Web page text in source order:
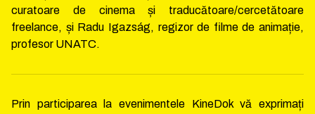
curatoare de cinema și traducătoare/cercetătoare
freelance, și Radu Igazság, regizor de filme de animație,
profesor UNATC.
Prin participarea la evenimentele KineDok vă exprimați